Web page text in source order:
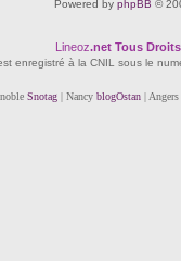
Powered by phpBB ©
Lineoz.netTous Droits
enregistré à la CNIL sous le
Snotag| Nancy blogOstan| Angers